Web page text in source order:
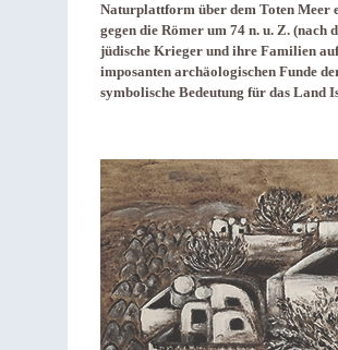
Naturplattform über dem Toten Meer
gegen die Römer um 74 n. u. Z. (nach
jüdische Krieger und ihre Familien
imposanten archäologischen Funde
symbolische Bedeutung für das Land